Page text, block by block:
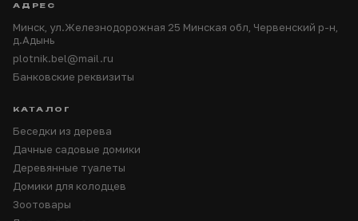
АДРЕС
Минск, ул.Железнодорожная 25 Минская обл, Червенский р-н,
д.Адынь
plotnik.bel@mail.ru
Банковские реквизиты
КАТАЛОГ
Беседки из дерева
Дачные садовые домики
Деревянные туалеты
Домики для колодцев
Зоотовары